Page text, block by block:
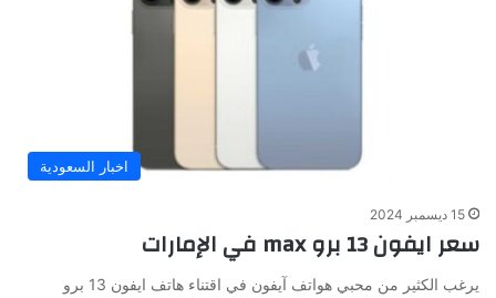
اخبار السعودية
15 ديسمبر 2024
سعر ايفون 13 برو max في الإمارات
يرغب الكثير من محبي هواتف آيفون في اقتناء هاتف ايفون 13 برو